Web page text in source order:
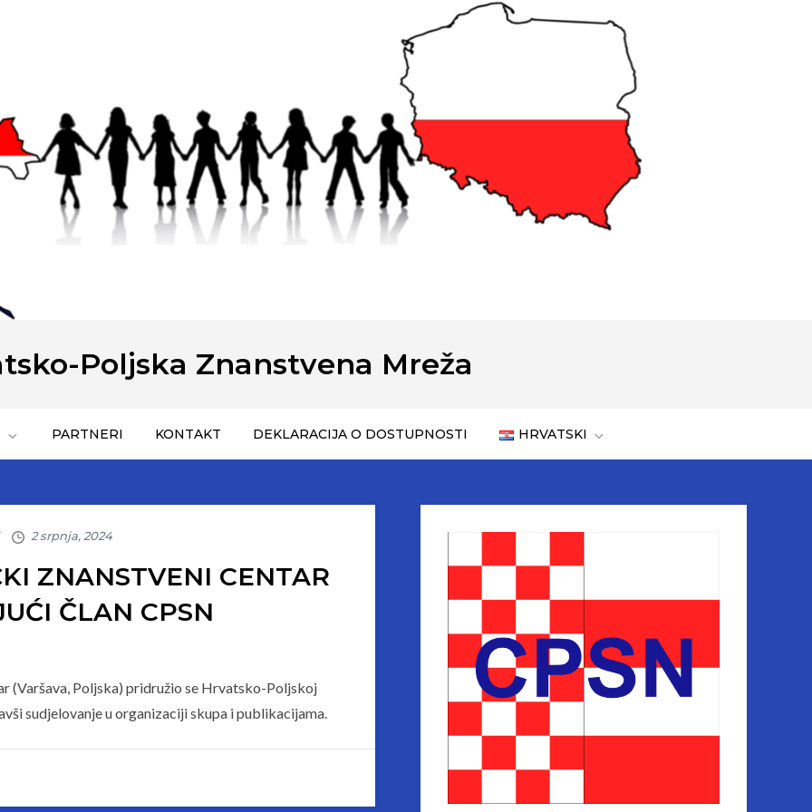
Poljska Znanstvena Mreža
PARTNERI KONTAKT DEKLARACIJA O DOSTUPNOSTI HRVATSKI
ZNANSTVENI CENTAR
ČLAN CPSN
(Varšava, Poljska) pridružio se Hrvatsko-Poljskoj
sudjelovanje u organizaciji skupa i publikacijama.